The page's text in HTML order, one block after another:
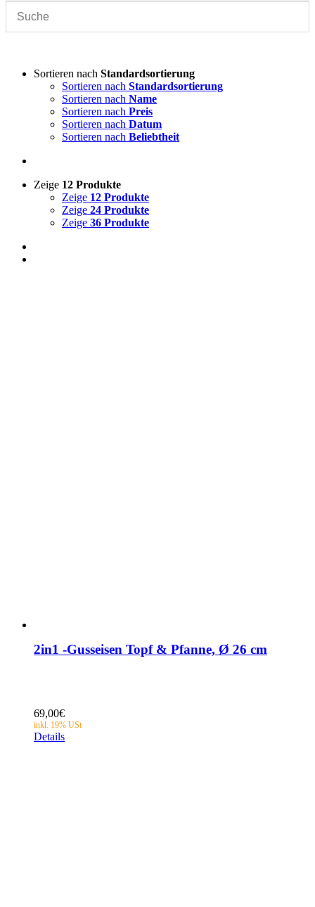
Sortieren nach Standardsortierung
Sortieren nach Standardsortierung
Sortieren nach Name
Sortieren nach Preis
Sortieren nach Datum
Sortieren nach Beliebtheit
Zeige 12 Produkte
Zeige 12 Produkte
Zeige 24 Produkte
Zeige 36 Produkte
2in1 -Gusseisen Topf & Pfanne, Ø 26 cm
69,00€
Details